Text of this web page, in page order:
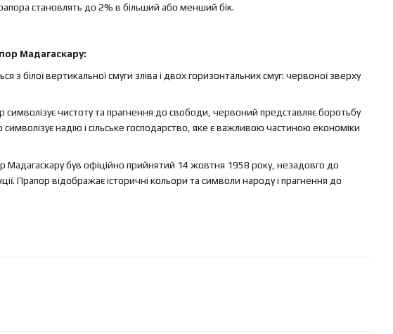
становлять до 2% в більший або менший бік.
Мадагаскару:
з білої вертикальної смуги зліва і двох горизонтальних смуг: червоної зверху
символізує чистоту та прагнення до свободи, червоний представляє боротьбу
символізує надію і сільське господарство, яке є важливою частиною економіки
Мадагаскару був офіційно прийнятий 14 жовтня 1958 року, незадовго до
Прапор відображає історичні кольори та символи народу і прагнення до